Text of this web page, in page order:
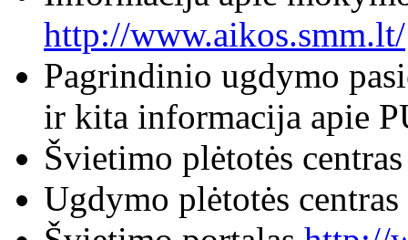
http://www.aikos.smm.lt/
Pagrindinio ugdymo
ir kita informacija apie
Švietimo plėtotės
Ugdymo plėtotės centras